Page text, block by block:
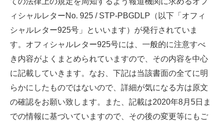
ィシャルレターNo. 925 / STP-PBGDLP（以下「オフィ
シャルレター925号」といいます）が発行されていま
す。オフィシャルレター925号には、一般的に注意すべ
き内容がよくまとめられていますので、その内容を中心
に記載していきます。なお、下記は当該書面の全てに明
らかにしたものではないので、詳細が気になる方は原文
の確認をお願い致します。また、記載は2020年8月5日ま
での情報に基づいていますので、その後の変更等にもご